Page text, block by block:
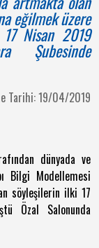
eğilmek üzere
Nisan 2019
Şubesinde
Tarihi: 19/04/2019
dünyada ve
Bilgi Modellemesi
söyleşilerin ilki 17
Özal Salonunda